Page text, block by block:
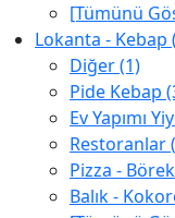
[Tümünü
Lokanta - Kebap
Diğer (1)
Pide Kebap
Ev Yapımı
Restoranlar
Pizza -
Balık -